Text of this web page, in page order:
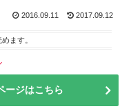
2016.09.11 2017.09.12
ます。
ージはこちら